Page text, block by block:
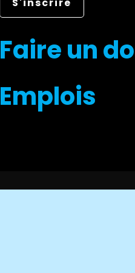
Faire un
Emplois